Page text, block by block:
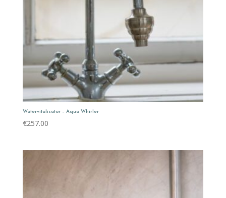
Watervitalisator – Aqua Whirler
€257.00